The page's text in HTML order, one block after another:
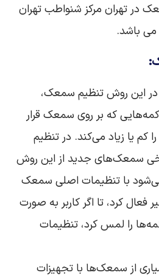
در تهران مرکز شنواطب تهران
می باشد.
:
در این روش تنظیم سمعک،
که بر روی سمعک قرار
کم یا زیاد می‌کند. در تنظیم
سمعک‌های جدید از این روش
می‌شود با تنظیمات اصلی سمعک
فعال کرد، تا اگر کاربر به صورت
را لمس کرد، تنظیمات
از سمعک‌ها با تجهیزات